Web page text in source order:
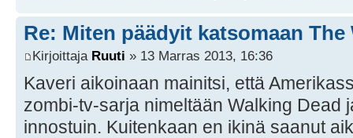
Re: Miten päädyit katsomaan The
Kirjoittaja Ruuti » 13 Marras 2013, 16:36
Kaveri aikoinaan mainitsi, että
zombi-tv-sarja nimeltään Walking Dead
innostuin. Kuitenkaan en ikinä saanut